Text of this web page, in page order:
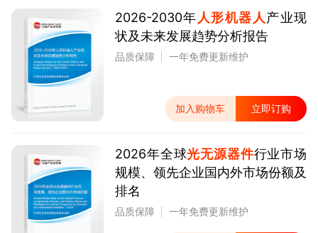
2026-2030年人形机器人产业现
状及未来发展趋势分析报告
品质保障 一年免费更新维护
加入购物车 立即订购
2026年全球光无源器件行业市场
规模、领先企业国内外市场份额及
排名
品质保障 一年免费更新维护